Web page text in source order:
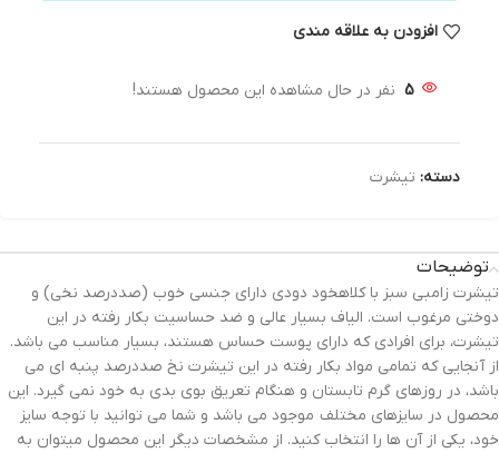
افزودن به علاقه مندی
5 نفر در حال مشاهده این محصول هستند!
دسته: تیشرت
توضیحات
تیشرت زامبی سبز با کلاهخود دودی دارای جنسی خوب (صددرصد نخی) و
دوختی مرغوب است. الیاف بسیار عالی و ضد حساسیت بکار رفته در این
تیشرت، برای افرادی که دارای پوست حساس هستند، بسیار مناسب می باشد.
از آنجایی که تمامی مواد بکار رفته در این تیشرت نخ صددرصد پنبه ای می
باشد، در روزهای گرم تابستان و هنگام تعریق بوی بدی به خود نمی گیرد. این
محصول در سایزهای مختلف موجود می باشد و شما می توانید با توجه سایز
خود، یکی از آن ها را انتخاب کنید. از مشخصات دیگر این محصول میتوان به